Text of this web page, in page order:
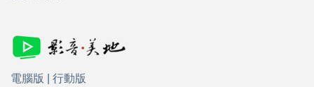
電腦版 行動版